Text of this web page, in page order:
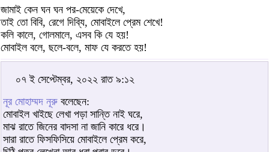
জামাই কেন ঘন ঘন পর-মেয়েকে দেখে,
তাই তো বিবি, রেগে দিব্যি, মোবাইলে প্রেম শেখে!
কলি কালে, গোলমালে, এসব কি যে হয়!
মোবাইল বলে, ছলে-বলে, মাফ যে করতে হয়!
০৭ ই সেপ্টেম্বর, ২০২২ রাত ৯:১২
নূর মোহাম্মদ নূরু বলেছেন:
মোবাইল খাইছে লেখা পড়া সান্তি নাই ঘরে,
মাঝ রাতে জিনের বাদসা না জানি কারে ধরে।
সারা রাতে ফিসফিসিয়ে মোবাইলে প্রেম করে,